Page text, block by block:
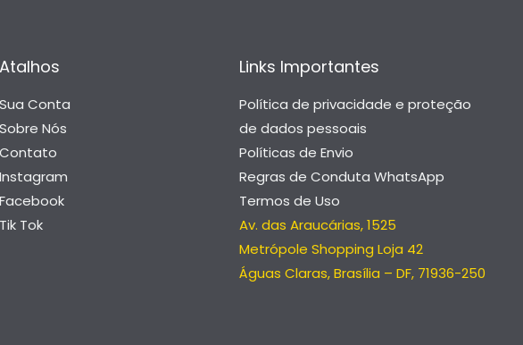
Atalhos
Sua Conta
Sobre Nós
Contato
Instagram
Facebook
Tik Tok
Links Importantes
Política de privacidade e proteção
de dados pessoais
Políticas de Envio
Regras de Conduta WhatsApp
Termos de Uso
Av. das Araucárias, 1525
Metrópole Shopping Loja 42
Águas Claras, Brasília – DF, 71936-250